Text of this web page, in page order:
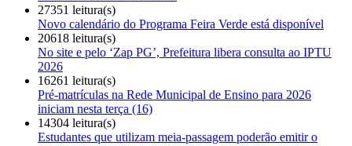
27351 leitura(s)
Novo calendário do Programa Feira Verde está disponível
20618 leitura(s)
No site e pelo ‘Zap PG’, Prefeitura libera consulta ao IPTU
2026
16261 leitura(s)
Pré-matrículas na Rede Municipal de Ensino para 2026
iniciam nesta terça (16)
14304 leitura(s)
Estudantes que utilizam meia-passagem poderão emitir o